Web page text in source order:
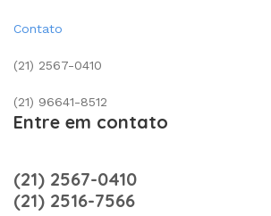
Contato
(21) 2567-0410
(21) 96641-8512
Entre em contato
(21) 2567-0410
(21) 2516-7566